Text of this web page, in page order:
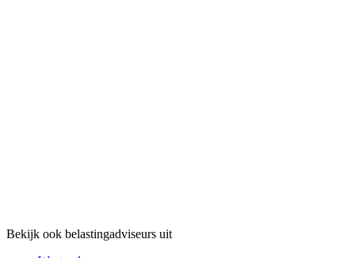
Bekijk ook belastingadviseurs uit